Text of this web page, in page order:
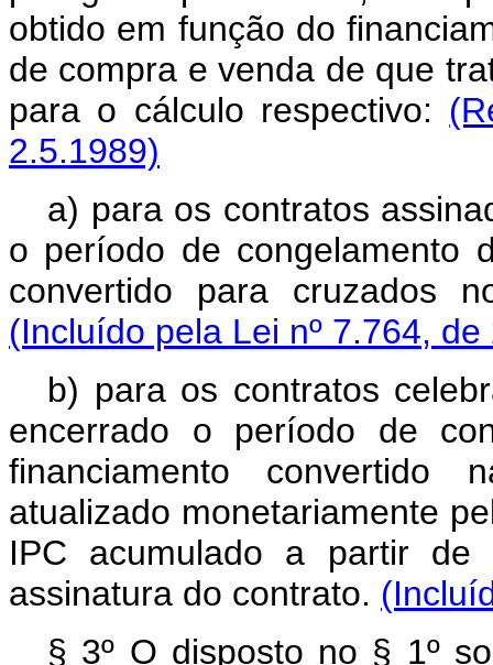
obtido em função do
de compra e venda de que
para o cálculo respectivo:
2.5.1989)
a) para os contratos
o período de congelamento
convertido para cruzados
(Incluído pela Lei nº 7.764,
b) para os contratos
encerrado o período de
financiamento
atualizado monetariamente
IPC acumulado a partir
assinatura do contrato.
§ 3º O disposto no § 1º